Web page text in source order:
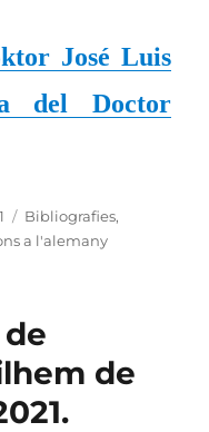
José Luis
del Doctor
Categories
Bibliografies,
a l'alemany
de